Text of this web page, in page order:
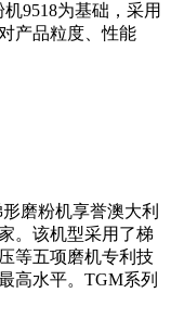
9518为基础，采用
产品粒度、性能
磨粉机享誉澳大利
。该机型采用了梯
等五项磨机专利技
高水平。TGM系列